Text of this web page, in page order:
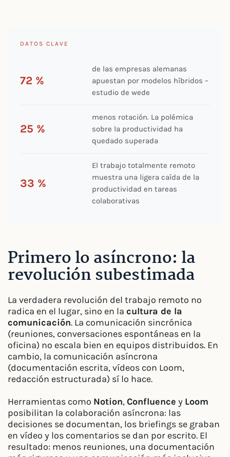
DATOS CLAVE
72 %
de las empresas alemanas
apuestan por modelos híbridos –
estudio de wede
25 %
menos rotación. La polémica
sobre la productividad ha
quedado superada
33 %
El trabajo totalmente remoto
muestra una ligera caída de la
productividad en tareas
colaborativas
Primero lo asíncrono: la
revolución subestimada
La verdadera revolución del trabajo remoto no
radica en el lugar, sino en la cultura de la
comunicación. La comunicación sincrónica
(reuniones, conversaciones espontáneas en la
oficina) no escala bien en equipos distribuidos. En
cambio, la comunicación asíncrona
(documentación escrita, vídeos con Loom,
redacción estructurada) sí lo hace.
Herramientas como Notion,Confluence y Loom
posibilitan la colaboración asíncrona: las
decisiones se documentan, los briefings se graban
en vídeo y los comentarios se dan por escrito. El
resultado: menos reuniones, una documentación